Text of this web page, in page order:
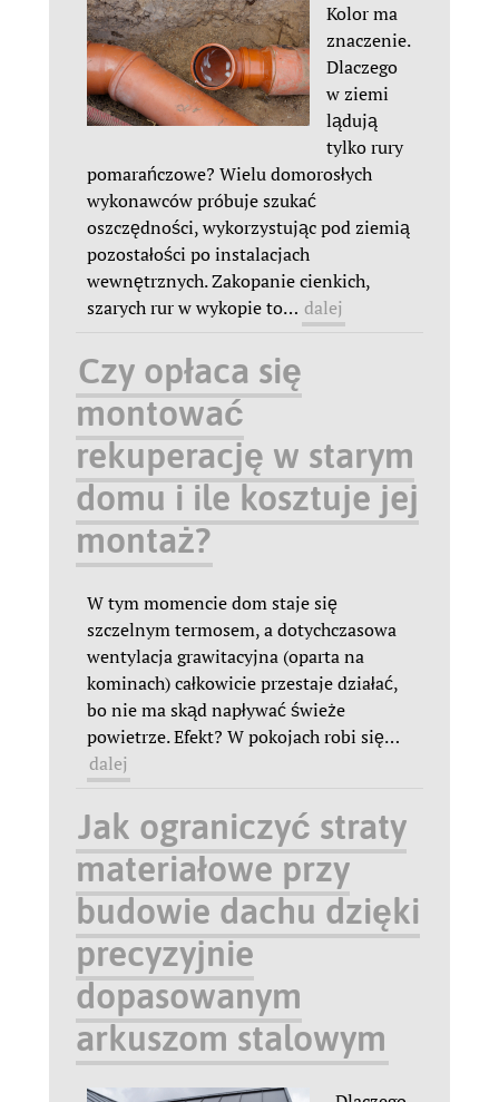
Kolor ma
znaczenie.
Dlaczego
w ziemi
lądują
tylko rury
pomarańczowe? Wielu domorosłych
wykonawców próbuje szukać
oszczędności, wykorzystując pod ziemią
pozostałości po instalacjach
wewnętrznych. Zakopanie cienkich,
szarych rur w wykopie to… dalej
Czy opłaca się
montować
rekuperację w starym
domu i ile kosztuje jej
montaż?
W tym momencie dom staje się
szczelnym termosem, a dotychczasowa
wentylacja grawitacyjna (oparta na
kominach) całkowicie przestaje działać,
bo nie ma skąd napływać świeże
powietrze. Efekt? W pokojach robi się…
dalej
Jak ograniczyć straty
materiałowe przy
budowie dachu dzięki
precyzyjnie
dopasowanym
arkuszom stalowym